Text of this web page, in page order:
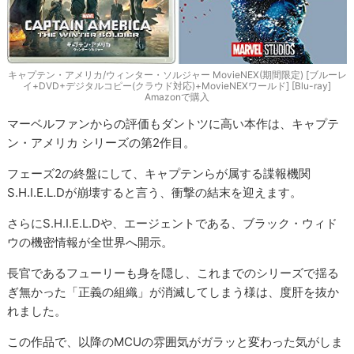
キャプテン・アメリカ/ウィンター・ソルジャー MovieNEX(期間限定) [ブルーレ
イ+DVD+デジタルコピー(クラウド対応)+MovieNEXワールド] [Blu-ray]
Amazonで購入
マーベルファンからの評価もダントツに高い本作は、キャプテ
ン・アメリカ シリーズの第2作目。
フェーズ2の終盤にして、キャプテンらが属する諜報機関
S.H.I.E.L.Dが崩壊すると言う、衝撃の結末を迎えます。
さらにS.H.I.E.L.Dや、エージェントである、ブラック・ウィド
ウの機密情報が全世界へ開示。
長官であるフューリーも身を隠し、これまでのシリーズで揺る
ぎ無かった「正義の組織」が消滅してしまう様は、度肝を抜か
れました。
この作品で、以降のMCUの雰囲気がガラッと変わった気がしま